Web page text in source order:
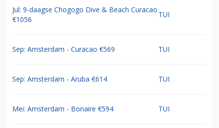
Jul: 9-daagse Chogogo Dive & Beach Curacao
€1056
TUI
Sep: Amsterdam - Curacao €569 TUI
Sep: Amsterdam - Aruba €614 TUI
Mei: Amsterdam - Bonaire €594 TUI